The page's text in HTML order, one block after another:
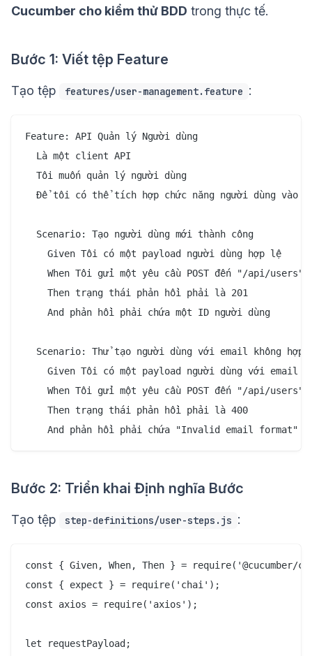
Cucumber cho kiểm thử BDD trong thực tế.
Bước 1: Viết tệp Feature
Tạo tệp features/user-management.feature :
Feature: API Quản lý Người dùng
  Là một client API
  Tôi muốn quản lý người dùng
Để tôi có thể tích hợp chức năng người dùng vào
  Scenario: Tạo người dùng mới thành công
    Given Tôi có một payload người dùng hợp lệ
    When Tôi gửi một yêu cầu POST đến "/api/users"
    Then trạng thái phản hồi phải là 201
    And phản hồi phải chứa một ID người dùng
Scenario: Thử tạo người dùng với email không hợp
Given Tôi có một payload người dùng với email
    When Tôi gửi một yêu cầu POST đến "/api/users"
    Then trạng thái phản hồi phải là 400
Bước 2: Triển khai Định nghĩa Bước
Tạo tệp step-definitions/user-steps.js :
const { Given, When, Then } = require('@cucumber/
const { expect } = require('chai');
const axios = require('axios');
let requestPayload;